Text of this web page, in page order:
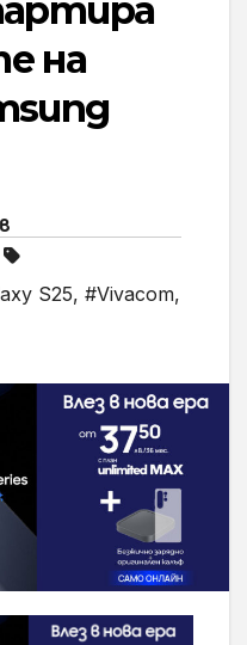
на
S25, #Vivacom,